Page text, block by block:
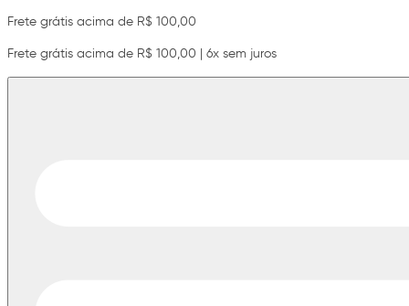
Frete grátis acima de R$ 100,00
Frete grátis acima de R$ 100,00 | 6x sem juros